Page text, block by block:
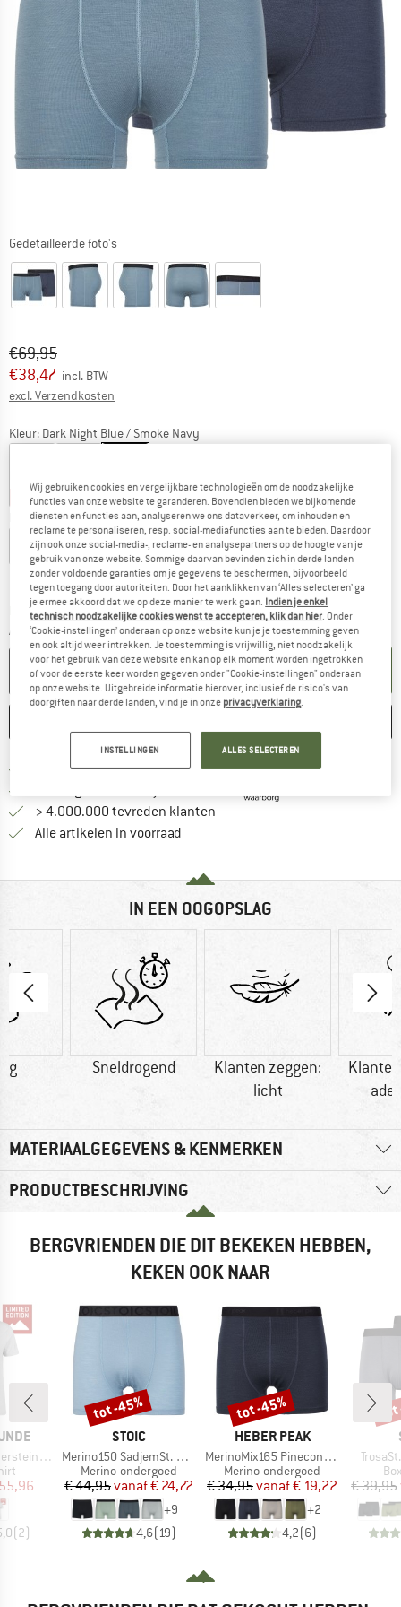
Gedetailleerde foto's
Oorspronkelijke prijs :
€69,95
Prijs:
€38,47 incl. BTW
excl. Verzendkosten
Kleur: Dark Night Blue / Smoke Navy
-45% -45% -45%
Kies een maat:
S M L XL XXL 3XL 4XL 5XL
Maattabel
Levertijd: 3-5 werkdagenDe link wordt geopend in een infovak en bevat
Aantal:
IN DE WINKELMAND
Gratis verzending vanaf € 69 (NL)Vind hier de
> 4.000.000 tevreden klanten
Alle artikelen in voorraad
IN EEN OOGOPSLAG
g Sneldrogend
Klanten zeggen:
licht
MATERIAALGEGEVENS & KENMERKEN
PRODUCTBESCHRIJVING
BERGVRIENDEN DIE DIT BEKEKEN HEBBEN,
KEKEN OOK NAAR
Tee
prijs
(2)
MERK
STOIC
Artikel
Merino150 SadjemSt. Boxer
Productgroep
Merino-ondergoed
Prijs
€ 44,95 Verlaagde prijs
vanaf€ 24,72
+9
4,6( 19)
Korting
tot -45%
MERK
HEBER PEAK
Artikel
MerinoMix165 PineconeHe. Boxer
Productgroep
Merino-ondergoed
Prijs
€ 34,95 Verlaagde prijs
vanaf€ 19,22
+2
4,2(6)
Korting
tot -45%
Artikel
€ 39,95
Wij gebruiken cookies en vergelijkbare technologieën om de noodzakelijke
functies van onze website te garanderen. Bovendien bieden we bijkomende
diensten en functies aan, analyseren we ons dataverkeer, om inhouden en
reclame te personaliseren, resp. social-mediafuncties aan te bieden. Daardoor
zijn ook onze social-media-, reclame- en analysepartners op de hoogte van je
gebruik van onze website. Sommige daarvan bevinden zich in derde landen
zonder voldoende garanties om je gegevens te beschermen, bijvoorbeeld
tegen toegang door autoriteiten. Door het aanklikken van ‘Alles selecteren’ ga
je ermee akkoord dat we op deze manier te werk gaan. Indien je enkel
technisch noodzakelijke cookies wenst te accepteren, klik dan hier. Onder
‘Cookie-instellingen’ onderaan op onze website kun je je toestemming geven
en ook altijd weer intrekken. Je toestemming is vrijwillig, niet noodzakelijk
voor het gebruik van deze website en kan op elk moment worden ingetrokken
of voor de eerste keer worden gegeven onder "Cookie-instellingen" onderaan
op onze website. Uitgebreide informatie hierover, inclusief de risico's van
doorgiften naar derde landen, vind je in onze privacyverklaring.
INSTELLINGEN ALLES SELECTEREN